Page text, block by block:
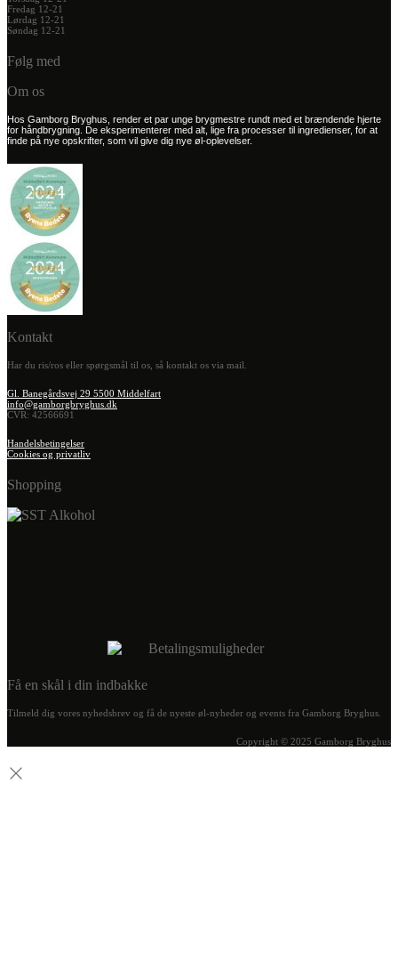
Fredag 12-21
Lørdag 12-21
Søndag 12-21
Følg med
Om os
Hos Gamborg Bryghus, render et par unge brygmestre rundt med et brændende hjerte
for håndbrygning. De eksperimenterer med alt, lige fra processer til ingredienser, for at
finde på nye opskrifter, som vil give dig nye øl-oplevelser.
Kontakt
Har du ris/ros eller spørgsmål til os, så kontakt os via mail.
Gl. Banegårdsvej 29 5500 Middelfart
info@gamborgbryghus.dk
CVR: 42566691
Handelsbetingelser
Cookies og privatliv
Shopping
Få en skål i din indbakke
Tilmeld dig vores nyhedsbrev og få de nyeste øl-nyheder og events fra Gamborg Bryghus.
Copyright © 2025 Gamborg Bryghus